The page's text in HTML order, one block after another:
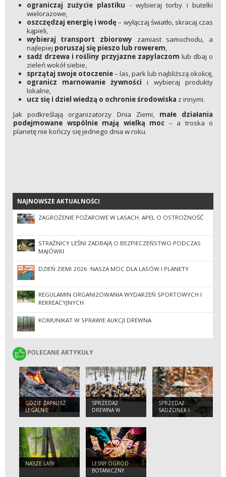
ograniczaj zużycie plastiku - wybieraj torby i butelki
wielorazowe,
oszczędzaj energię i wodę– wyłączaj światło, skracaj czas
kąpieli,
wybieraj transport zbiorowy zamiast samochodu, a
najlepiej poruszaj się pieszo lub rowerem,
sadź drzewa i rośliny przyjazne zapylaczom lub dbaj o
zieleń wokół siebie,
sprzątaj swoje otoczenie– las, park lub najbliższą okolicę,
ogranicz marnowanie żywności i wybieraj produkty
lokalne,
ucz się i dziel wiedzą o ochronie środowiska z innymi.
Jak podkreślają organizatorzy Dnia Ziemi, małe działania
podejmowane wspólnie mają wielką moc – a troska o
planetę nie kończy się jednego dnia w roku.
NAJNOWSZE AKTUALNOŚCI
NAJNOWSZE AKTUALNOŚCI
ZAGROŻENIE POŻAROWE W LASACH. APEL O OSTROŻNOŚĆ
STRAŻNICY LEŚNI ZADBAJĄ O BEZPIECZEŃSTWO PODCZAS
MAJÓWKI
DZIEŃ ZIEMI 2026: NASZA MOC DLA LASÓW I PLANETY
REGULAMIN ORGANIZOWANIA WYDARZEŃ SPORTOWYCH I
REKREACYJNYCH
KOMUNIKAT W SPRAWIE AUKCJI DREWNA
POLECANE ARTYKUŁY
POLECANE ARTYKUŁY
GDZIE ZAPALISZ
LEGALNIE
OGNISKO W
GDAŃSK ?
SPRZEDAŻ
DREWNA W
NADLEŚNICTWIE
SPRZEDAŻ
SADZONEK I
CHOINEK W
NASZE LASY
LEŚNY OGRÓD
BOTANICZNY